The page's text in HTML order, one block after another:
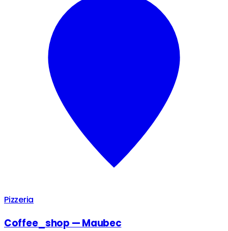
Pizzeria
Coffee_shop — Maubec